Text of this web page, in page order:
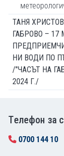
ТАНЯ
ГАБРОВО – 17
НИ ВОДИ ПО
/"ЧАСЪТ НА
2024 Г./
Tелефон за
0700 144 10